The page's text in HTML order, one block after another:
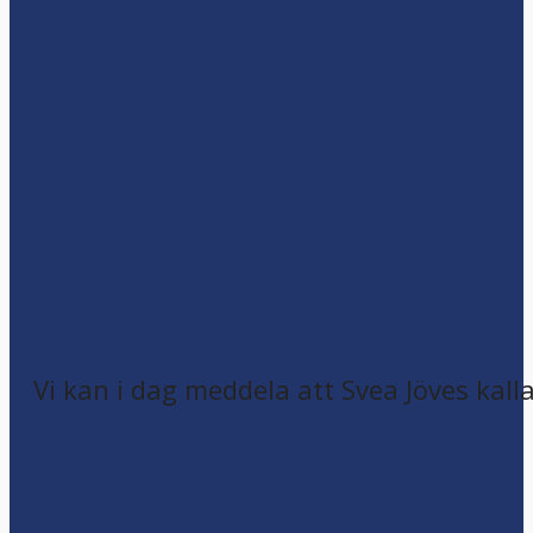
Vi kan i dag meddela att Svea Jöves